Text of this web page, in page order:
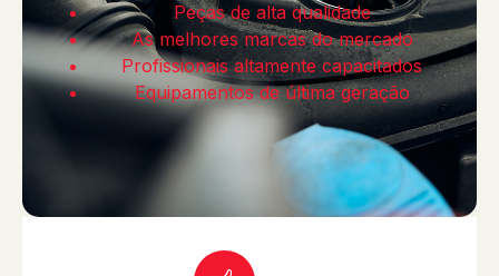
Peças de alta qualidade
As melhores marcas do mercado
Profissionais altamente capacitados
Equipamentos de última geração